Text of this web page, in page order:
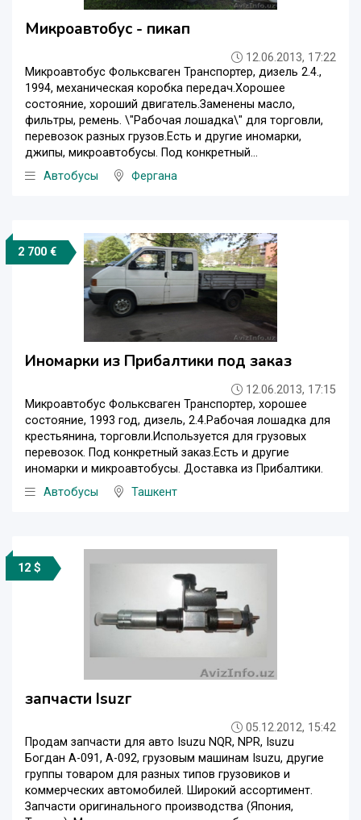
Микроавтобус - пикап
12.06.2013, 17:22
Микроавтобус Фольксваген Транспортер, дизель 2.4.,
1994, механическая коробка передач.Хорошее
состояние, хороший двигатель.Заменены масло,
фильтры, ремень. \"Рабочая лошадка\" для торговли,
перевозок разных грузов.Есть и другие иномарки,
джипы, микроавтобусы. Под конкретный...
Автобусы
Фергана
2 700 €
Иномарки из Прибалтики под заказ
12.06.2013, 17:15
Микроавтобус Фольксваген Транспортер, хорошее
состояние, 1993 год, дизель, 2.4.Рабочая лошадка для
крестьянина, торговли.Используется для грузовых
перевозок. Под конкретный заказ.Есть и другие
иномарки и микроавтобусы. Доставка из Прибалтики.
Автобусы
Ташкент
12 $
запчасти Isuzг
05.12.2012, 15:42
Продам запчасти для авто Isuzu NQR, NPR, Isuzu
Богдан А-091, А-092, грузовым машинам Isuzu, другие
группы товаром для разных типов грузовиков и
коммерческих автомобилей. Широкий ассортимент.
Запчасти оригинального производства (Япония,